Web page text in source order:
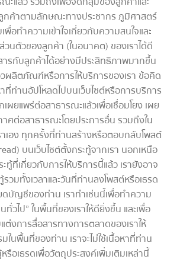
กค้าตามลักษณะทางประชากร ภูมิศาสตร์
พื่อทำความเข้าใจเกี่ยวกับความสนใจและ
นตัวของลูกค้า (ในอนาคต) ของเราได้ดี
ารกับลูกค้าได้อย่างมีประสิทธิภาพมากขึ้น
ผลิตภัณฑ์หรือการให้บริการของเรา ข้อคิด
ที่ท่านอัปโหลดไปบนเว็บไซต์หรือการบริการ
เผยแพร่ต่อสาธารณะแล้วเพื่อเชื่อมโยง เผย
ศต่อสาธารณะโดยประการอื่น รวมถึงใน
เอง ทุกครั้งที่ท่านสร้างหรือตอบกลับโพสต์
บนเว็บไซต์ตั้งกระทู้จากเรา นอกเหนือ
ทู้ที่เกี่ยวกับการให้บริการนี้แล้ว เรายังอาจ
วมทั้งเวลาและวันที่ท่านลงโพสต์หรือเธรด
ดบัญชีของท่าน เราทำเช่นนี้เพื่อทำความ
นทั่วไป” ในพื้นที่ของเราให้ดียิ่งขึ้น และเพื่อ
ต่งการสื่อสารทางการตลาดของเราให้
ในพื้นที่ของท่าน เราจะไม่ใช้เนื้อหาที่ท่าน
รือเธรดเพื่อวัตถุประสงค์เพิ่มเติมเหล่านี้